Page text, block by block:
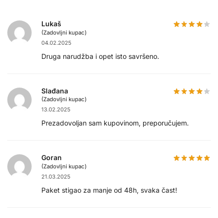
Lukaš
(Zadovljni kupac)
04.02.2025
Druga narudžba i opet isto savršeno.
Slađana
(Zadovljni kupac)
13.02.2025
Prezadovoljan sam kupovinom, preporučujem.
Goran
(Zadovljni kupac)
21.03.2025
Paket stigao za manje od 48h, svaka čast!